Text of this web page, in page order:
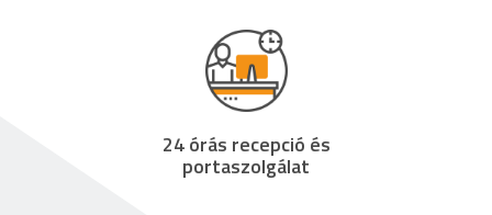
24 órás recepció és
portaszolgálat